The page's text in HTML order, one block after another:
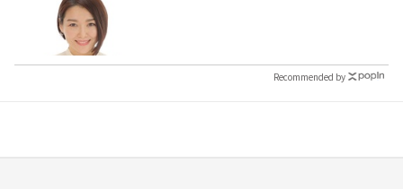
Recommended by